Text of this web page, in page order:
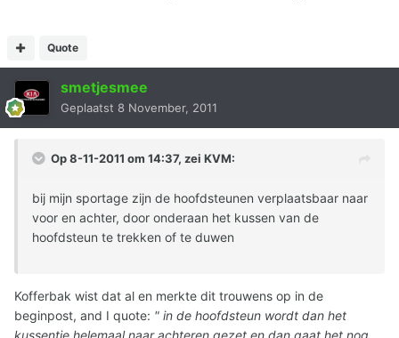
Quote
smetjesmee
Geplaatst 8 November, 2011
Op 8-11-2011 om 14:37, zei KVM:
bij mijn sportage zijn de hoofdsteunen verplaatsbaar naar
voor en achter, door onderaan het kussen van de
hoofdsteun te trekken of te duwen
Kofferbak wist dat al en merkte dit trouwens op in de
beginpost, and I quote: " in de hoofdsteun wordt dan het
kussentje helemaal naar achteren gezet en dan gaat het nog